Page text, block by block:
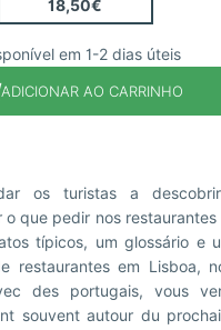
18,50€
em 1-2 dias úteis
ADICIONAR AO CARRINHO
os turistas a
o que pedir nos restaurantes
típicos, um glossário e
restaurantes em Lisboa,
des portugais, vous
souvent autour du